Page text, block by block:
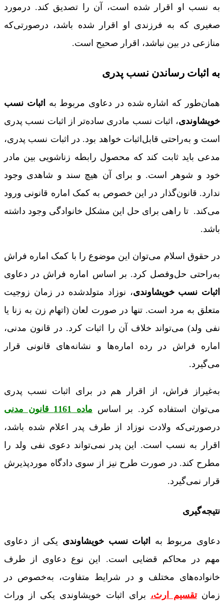
به نسب او اقرار شده است، آن را تصدیق کند. درمورد
صغیری که به فرزندی او اقرار شده باشد، درصورتی‌که
منازعی در بین نباشد، اقرار صحیح است.
به اثبات رساندن نسب پدری
همان‌طور که اشاره شده در دعاوی مربوط به اثبات نسب
خویشاوندی، اثبات نسب مادری ساده‌تر از اثبات نسب پدری
است و به‌راحتی قابل‌اثبات خواهد بود. در اثبات نسب پدری،
مدعی باید ثابت کند که محصول رابطه زناشویی بین مادر
خود و شوهر است. و برای آن هیچ سند و شاهدی وجود
ندارد. قانون‌گذار در این خصوص به‌ کمک اماره قانونی ورود
می‌کند. تا راهی برای حل این مشکل خانوادگی وجود داشته
باشد.
در حقوق اسلام می‌توان این موضوع را با کمک اماره فراش
به‌راحتی حل‌وفصل کرد. بر اساس اماره فراش در دعاوی
اثبات نسب خویشاوندی، نوزاد متولدشده در زمان زوجیت
متعلق به مرد است. تنها در صورت لعان (اتهام زن به زنا یا
نفی ولد) می‌تواند خلاف آن را اثبات کرد. در قانون مدنی،
اماره فراش در رده اماره‌ها و نشانه‌های قانونی قرار
می‌گیرد.
به‌غیراز فراش، از اقرار هم در برای اثبات نسب پدری
می‌توان استفاده کرد. بر اساس ماده 1161 قانون مدنی
درصورتی‌که ولادت نوزاد از طرف پدر اعلام شده باشد،
اقرار به نسب است. این پدر نمی‌تواند دعوی نفی ولد را
مطرح کند. در صورت طرح نیز از سوی دادگاه موردپذیرش
قرار نمی‌گیرد.
نتیجه‌گیری
دعاوی مربوط به اثبات نسب خویشاوندی یکی از دعاوی
مهم در محاکم قضایی است. این نوع دعاوی از طرف
خانواده‌های مختلف و در شرایط متفاوت، به‌خصوص در
زمانتقسیم ارث، برای اثبات خویشاوندی یکی از وراث